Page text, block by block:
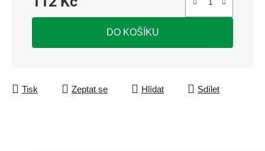
Měrná cena:
DO KOŠÍKU
Tisk Zeptat se Hlídat Sdílet